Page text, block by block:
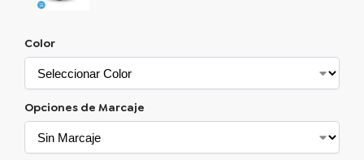
Color
Opciones de Marcaje